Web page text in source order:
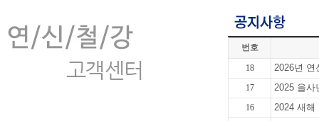
번호
18 2026년 연
17 2025 을사
16 2024 새해